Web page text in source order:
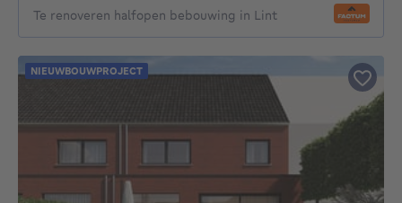
Te renoveren halfopen bebouwing in Lint
NIEUWBOUWPROJECT